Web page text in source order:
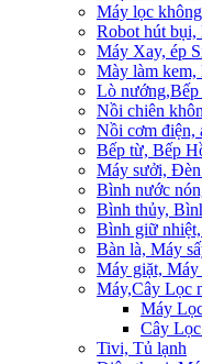
Máy lọc
Robot hút bụi,
Máy Xay, ép
Mày làm kem,
Lò
Nồi chiên
Nồi cơm điện,
Bếp từ, Bếp
Máy sưởi,
Bình nước
Bình thủy,
Bình giữ
Bàn là, Máy
Máy giặt, Máy
Máy,Cây Lọc
Máy
Cây
Tivi, Tủ lạnh